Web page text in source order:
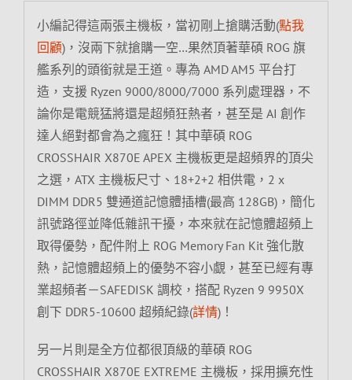
小編記得這兩張主機板，當初剛上搶購活動(點我
回顧)，沒兩下就搶購一空…果然頂著華碩 ROG 旗
艦系列的頭銜就是王道。專為 AMD AM5 平台打
造，支援 Ryzen 9000/8000/7000 系列處理器，不
論你是電競猛將還是超頻狂熱者，甚至是 AI 創作
達人絕對都會為之瘋狂！其中華碩 ROG
CROSSHAIR X870E APEX 主機板更是超頻界的頂尖
之選，ATX 主機板尺寸、18+2+2 相供電，2 x
DIMM DDR5 雙通道記憶體插槽(最高 128GB)，簡化
訊號路徑並降低雜訊干擾，本來就在記憶體超頻上
取得優勢，配件附上 ROG Memory Fan Kit 強化散
熱，記憶體超頻上的優勢不容小覷，甚至已經有專
業超頻者－SAFEDISK 調校，搭配 Ryzen 9 9950X
創下 DDR5-10600 超頻紀錄(詳情)！
另一片則是全方位都很頂級的華碩 ROG
CROSSHAIR X870E EXTREME 主機板，採用擴充性